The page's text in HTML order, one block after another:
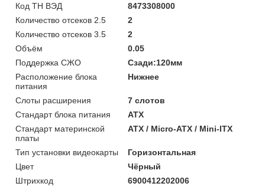
Код ТН ВЭД
8473308000
Количество отсеков 2.5
2
Количество отсеков 3.5
2
Объём
0.05
Поддержка СЖО
Сзади:120мм
Расположение блока
питания
Нижнее
Слоты расширения
7 слотов
Стандарт блока питания
ATX
Стандарт материнской
платы
ATX / Micro-ATX / Mini-ITX
Тип установки видеокарты
Горизонтальная
Цвет
Чёрный
Штрихкод
6900412202006